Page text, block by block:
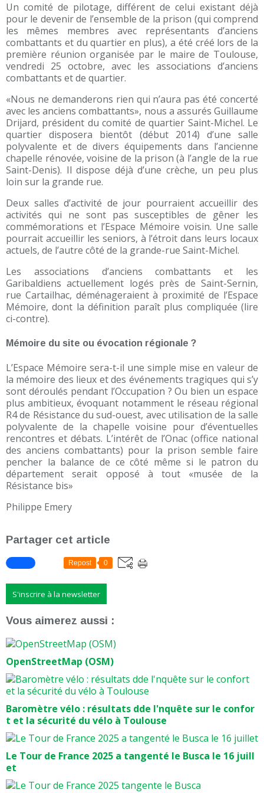
Un comité de pilotage, différent de celui existant déjà
pour le devenir de l’ensemble de la prison (qui comprend
les mêmes membres avec représentants d’anciens
combattants et du quartier en plus), a été créé lors de la
première réunion organisée par le maire de Toulouse,
vendredi 25 octobre, avec les associations d’anciens
combattants et de quartier.
«Nous ne demanderons rien qui n’aura pas été concerté
avec les anciens combattants», nous a assurés Guillaume
Drijard, président du comité de quartier Saint-Michel. Le
quartier disposera bientôt (début 2014) d’une salle
polyvalente et de divers équipements dans l’ancienne
chapelle rénovée, voisine de la prison (à l’angle de la rue
Saint-Denis). Il dispose déjà d’une crèche, un peu plus
loin sur la grande rue.
Deux salles d’activité de jour pourraient accueillir des
activités qui ne sont pas susceptibles de gêner les
commémorations et l’Espace Mémoire voisin. Une salle
pourrait accueillir les seniors, à l’étroit dans leurs locaux
actuels, de l’autre côté de la grande-rue Saint-Michel.
Les associations d’anciens combattants et les
Garibaldiens actuellement logés près de Saint-Sernin,
rue Cartailhac, déménageraient à proximité de l’Espace
Mémoire, dont la définition paraît plus compliquée (lire
ci-contre).
Mémoire du site ou évocation régionale ?
L’Espace Mémoire sera-t-il une simple mise en valeur de
la mémoire des lieux et des événements tragiques qui s’y
sont déroulés pendant l’Occupation ? Ou bien un espace
plus ambitieux, évoquant notamment le réseau régional
R4 de Résistance du sud-ouest, avec utilisation de la salle
polyvalente de la chapelle voisine pour d’éventuelles
rencontres et débats. L’intérêt de l’Onac (office national
des anciens combattants) pour la prison semble faire
pencher la balance de ce côté même si le patron du
département serait opposé à tout «musée de la
Résistance bis»
Philippe Emery
Partager cet article
Repost 0
S'inscrire à la newsletter
Vous aimerez aussi :
OpenStreetMap (OSM)
Baromètre vélo : résultats dde l'nquête sur le confor
t et la sécurité du vélo à Toulouse
Le Tour de France 2025 a tangenté le Busca le 16 juill
et